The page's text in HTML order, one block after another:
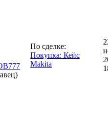
По сделке:
Покупка: Кейс
Makita